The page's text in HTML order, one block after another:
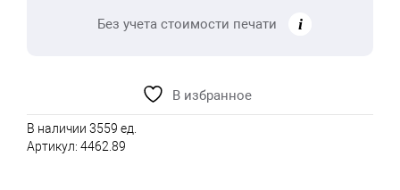
Без учета стоимости печати
В избранное
В наличии 3559 ед.
Артикул: 4462.89